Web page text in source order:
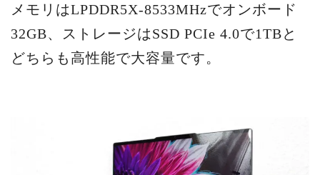
メモリはLPDDR5X-8533MHzでオンボード
32GB、ストレージはSSD PCIe 4.0で1TBと
どちらも高性能で大容量です。